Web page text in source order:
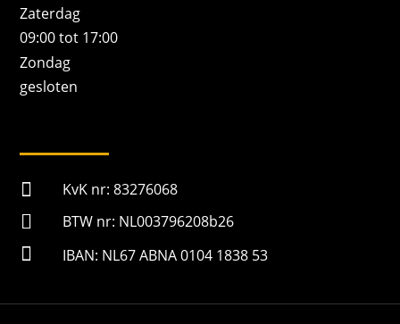
Zaterdag
09:00 tot 17:00
Zondag
gesloten
 KvK nr: 83276068
 BTW nr: NL003796208b26
 IBAN: NL67 ABNA 0104 1838 53